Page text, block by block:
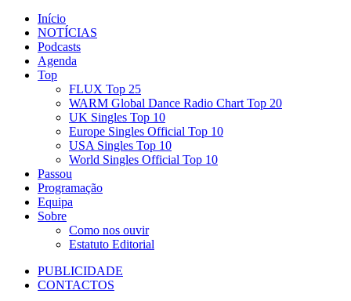
Início
NOTÍCIAS
Podcasts
Agenda
Top
FLUX Top 25
WARM Global Dance Radio Chart Top 20
UK Singles Top 10
Europe Singles Official Top 10
USA Singles Top 10
World Singles Official Top 10
Passou
Programação
Equipa
Sobre
Como nos ouvir
Estatuto Editorial
PUBLICIDADE
CONTACTOS